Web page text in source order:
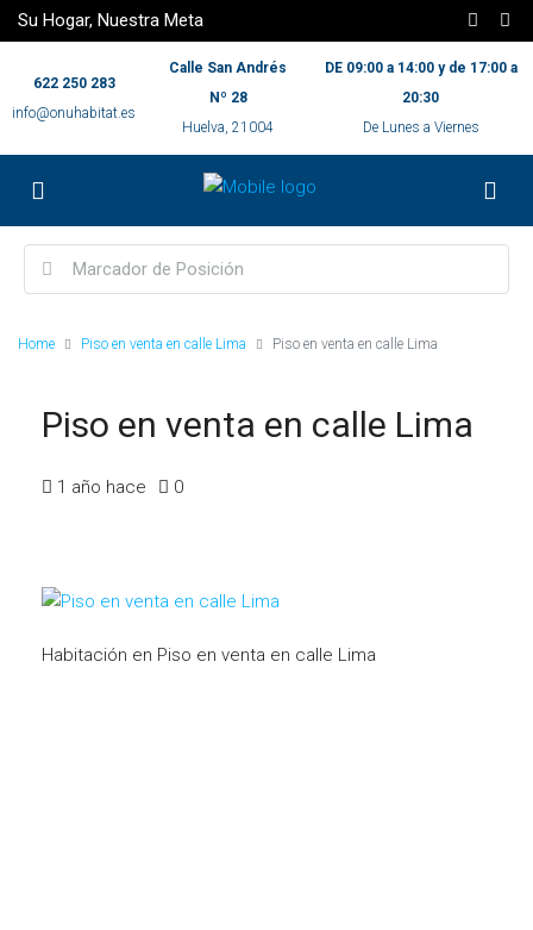
Su Hogar, Nuestra Meta
622 250 283
info@onuhabitat.es
Calle San Andrés
Nº 28
Huelva, 21004
DE 09:00 a 14:00 y de 17:00 a
20:30
De Lunes a Viernes
Home Piso en venta en calle Lima Piso en venta en calle Lima
Piso en venta en calle Lima
1 año hace 0
Habitación en Piso en venta en calle Lima